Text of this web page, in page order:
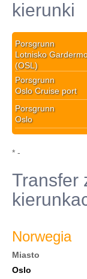
kierunki
Porsgrunn
Lotnisko
(OSL)
Porsgrunn
Oslo Cruise port
Porsgrunn
Oslo
* -
Transfer
Norwegia
Miasto
Oslo